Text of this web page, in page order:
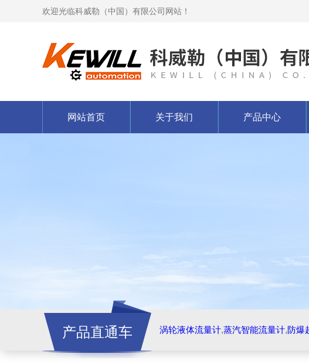
欢迎光临科威勒（中国）有限公司网站！
网站首页 关于我们 产品中心
产品直通车 涡轮液体流量计,蒸汽智能流量计,防爆